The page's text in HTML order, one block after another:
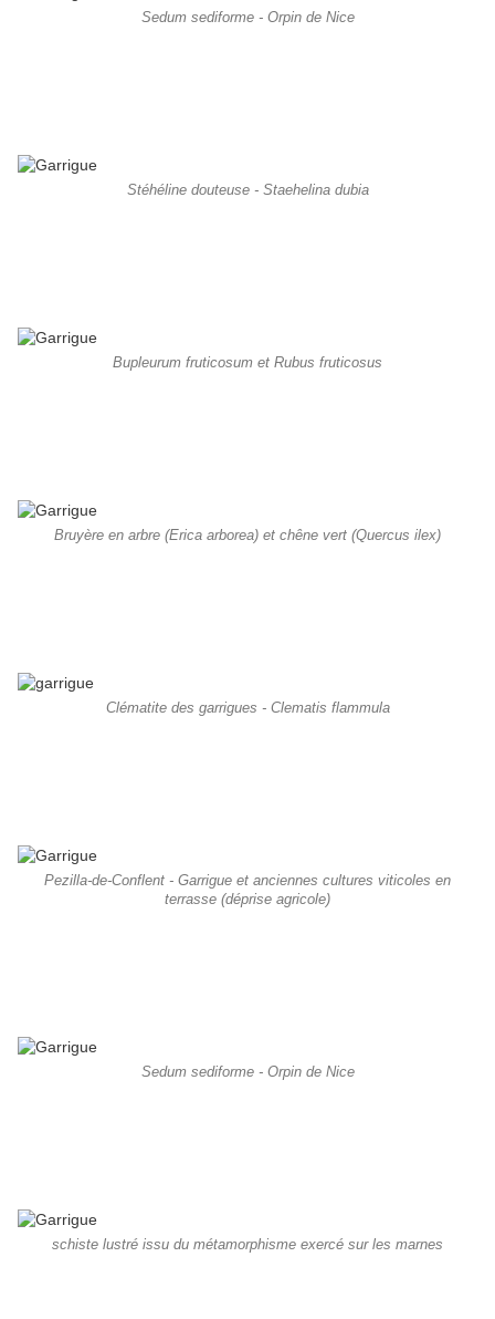
Sedum sediforme - Orpin de Nice
Stéhéline douteuse - Staehelina dubia
Bupleurum fruticosum et Rubus fruticosus
Bruyère en arbre (Erica arborea) et chêne vert (Quercus ilex)
Clématite des garrigues - Clematis flammula
Pezilla-de-Conflent - Garrigue et anciennes cultures viticoles en
terrasse (déprise agricole)
Sedum sediforme - Orpin de Nice
schiste lustré issu du métamorphisme exercé sur les marnes